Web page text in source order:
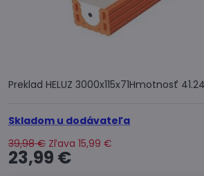
Preklad HELUZ 3000x115x71Hmotnosť
Skladom u dodávateľa
39,98 € Zľava 15,99 €
23,99 €